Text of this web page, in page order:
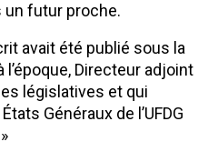
un futur proche.
avait été publié sous la
Directeur adjoint
législatives et qui
Généraux de l’UFDG